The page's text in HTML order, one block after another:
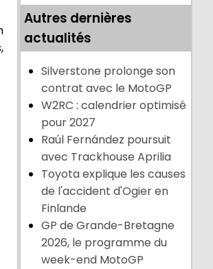
Autres dernières
actualités
Silverstone prolonge son
contrat avec le MotoGP
W2RC : calendrier optimisé
pour 2027
Raúl Fernández poursuit
avec Trackhouse Aprilia
Toyota explique les causes
de l'accident d'Ogier en
Finlande
GP de Grande-Bretagne
2026, le programme du
week-end MotoGP